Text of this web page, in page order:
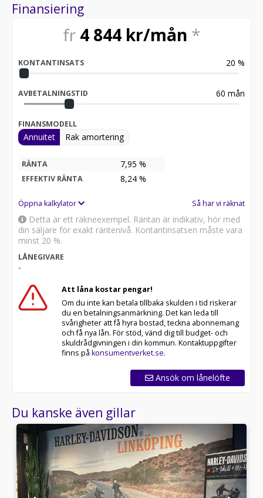
Finansiering
fr 4 844 kr/mån *
KONTANTINSATS 20 %
AVBETALNINGSTID 60 mån
FINANSMODELL
Annuitet Rak amortering
RÄNTA 7,95 %
EFFEKTIV RÄNTA 8,24 %
Öppna kalkylator Så har vi räknat
Detta är ett räkneexempel. Räntan är indikativ, hör med
din säljare för exakt räntenivå. Kontantinsatsen måste vara
minst 20 %.
LÅNEGIVARE
-
Att låna kostar pengar!
Om du inte kan betala tillbaka skulden i tid riskerar
du en betalningsanmärkning. Det kan leda till
svårigheter att få hyra bostad, teckna abonnemang
och få nya lån. För stöd, vänd dig till budget- och
skuldrådgivningen i din kommun. Kontaktuppgifter
finns på konsumentverket.se.
Ansök om lånelöfte
Du kanske även gillar